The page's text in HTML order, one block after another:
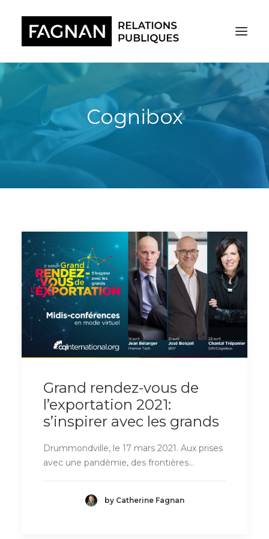
RECHERCHE
Cognibox
Grand rendez-vous de
l’exportation 2021:
s’inspirer avec les grands
Drummondville, le 17 mars 2021. Aux prises
avec une pandémie, des frontières…
by Catherine Fagnan